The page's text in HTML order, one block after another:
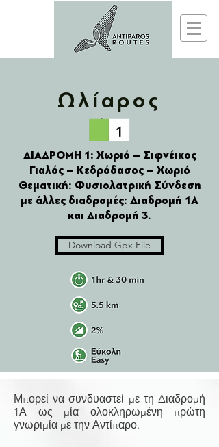
Ωλίαρος
ΔΙΑΔΡΟΜΗ 1: Χωριό – Σιφνέικος
Γιαλός – Κεδρόδασος – Χωριό
Θεματική: Φυσιολατρική Σύνδεση
με άλλες διαδρομές: Διαδρομή 1Α
και Διαδρομή 3.
Download Gpx File
Μπορεί να συνδυαστεί με τη Διαδρομή
1Α ως μία ολοκληρωμένη πρώτη
γνωριμία με την Αντίπαρο.